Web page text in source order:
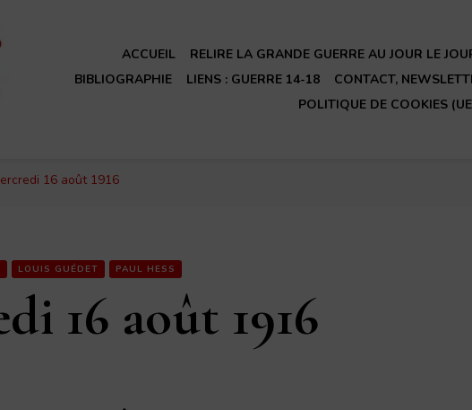
ACCUEIL RELIRE LA GRANDE GUERRE AU JOUR LE
BIBLIOGRAPHIE
LIENS : GUERRE 14-18 CONTACT,
POLITIQUE DE COOKIES
16 août 1916
LOUIS GUÉDET PAUL HESS
16 août 1916